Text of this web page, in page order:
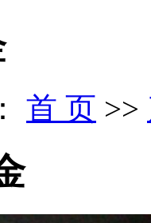
首 页 >>